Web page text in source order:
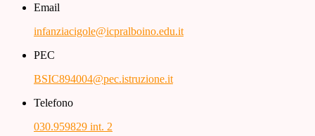
Email
infanziacigole@icpralboino.edu.it
PEC
BSIC894004@pec.istruzione.it
Telefono
030.959829 int. 2